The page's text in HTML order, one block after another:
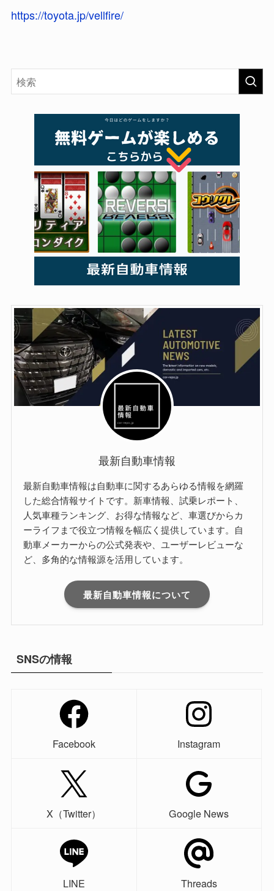
https://toyota.jp/vellfire/
最新自動車情報
最新自動車情報は自動車に関するあらゆる情報を網羅
した総合情報サイトです。新車情報、試乗レポート、
人気車種ランキング、お得な情報など、車選びからカ
ーライフまで役立つ情報を幅広く提供しています。自
動車メーカーからの公式発表や、ユーザーレビューな
ど、多角的な情報源を活用しています。
最新自動車情報について
SNSの情報
Facebook Instagram
X（Twitter） Google News
LINE Threads